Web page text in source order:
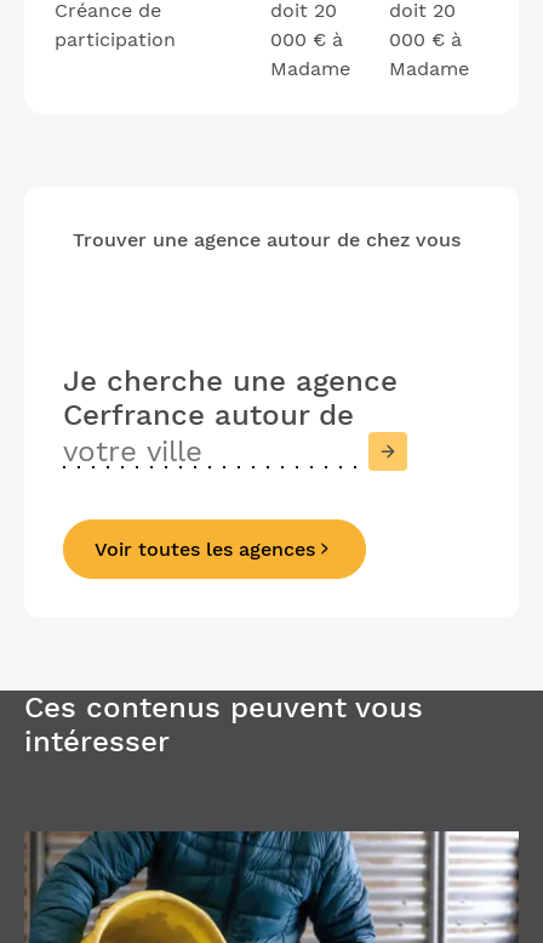
Créance de
participation
doit 20
000 € à
Madame
doit 20
000 € à
Madame
Trouver une agence autour de chez vous
Je cherche une agence
Cerfrance autour de
PrécédentSuivant
Voir toutes les agences
Ces contenus peuvent vous
intéresser